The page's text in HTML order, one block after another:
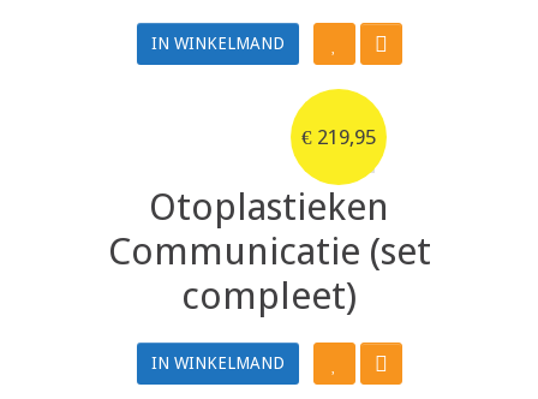
IN WINKELMAND
€ 219,95
Otoplastieken
Communicatie (set
compleet)
IN WINKELMAND